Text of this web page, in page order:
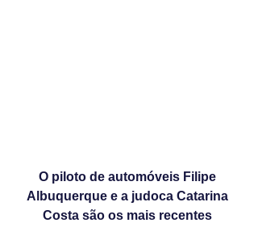
O piloto de automóveis Filipe
Albuquerque e a judoca Catarina
Costa são os mais recentes